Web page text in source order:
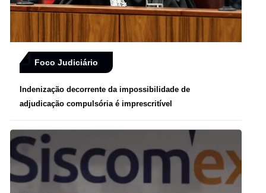
Foco Judiciário
Indenização decorrente da impossibilidade de
adjudicação compulsória é imprescritível